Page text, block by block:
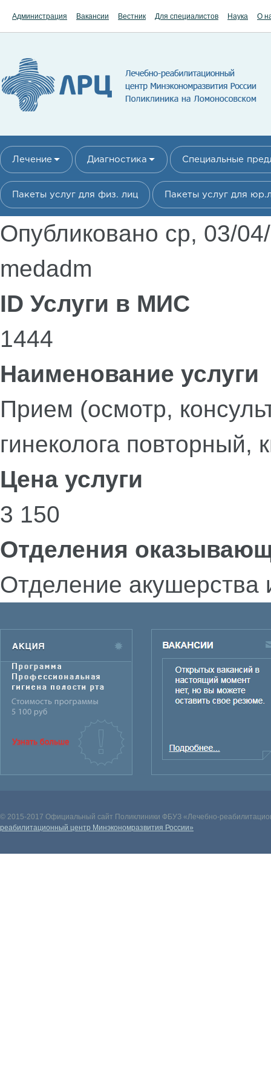
Администрация Вакансии Вестник Для специалистов Наука О
Лечение Диагностика Специальные
Пакеты услуг для физ. лиц Пакеты услуг для
Опубликовано ср, 03/
medadm
ID Услуги в МИС
1444
Наименование услуги
Прием (осмотр,
гинеколога повторный,
Цена услуги
3 150
Отделения
Отделение акушерства
© 2015-2017 Официальный сайт Поликлиники ФБУЗ «Лечебно-
реабилитационный центр Минэкономразвития России»